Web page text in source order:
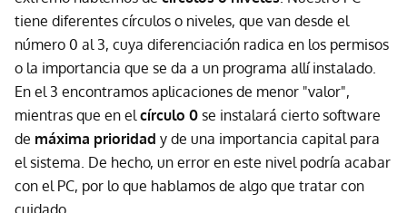
tiene diferentes círculos o niveles, que van desde el
número 0 al 3, cuya diferenciación radica en los permisos
o la importancia que se da a un programa allí instalado.
En el 3 encontramos aplicaciones de menor "valor",
mientras que en el círculo 0 se instalará cierto software
de máxima prioridad y de una importancia capital para
el sistema. De hecho, un error en este nivel podría acabar
con el PC, por lo que hablamos de algo que tratar con
cuidado.